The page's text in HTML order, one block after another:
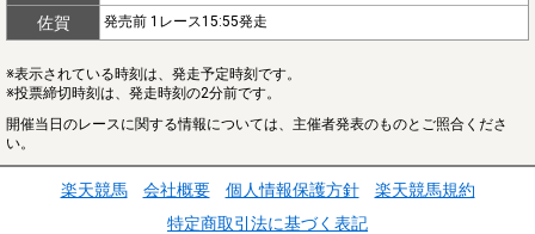
佐賀 発売前 1レース15:55発走
※表示されている時刻は、発走予定時刻です。
※投票締切時刻は、発走時刻の2分前です。
開催当日のレースに関する情報については、主催者発表のものとご照合くださ
い。
楽天競馬 会社概要 個人情報保護方針
楽天競馬規約
特定商取引法に基づく表記